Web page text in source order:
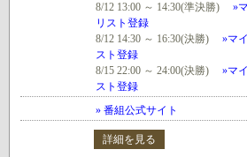
8/12 13:00 ～ 14:30(準決勝)
»
リスト登録
8/12 14:30 ～ 16:30(決勝)
»マ
スト登録
8/15 22:00 ～ 24:00(決勝)
»マ
スト登録
» 番組公式サイト
詳細を見る